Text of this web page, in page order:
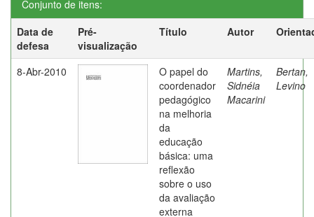
Conjunto de itens:
Data de
defesa
Pré-
visualização
Título Autor
8-Abr-2010
O papel do
coordenador
pedagógico
na melhoria
da
educação
básica: uma
reflexão
sobre o uso
da avaliação
externa
Martins,
Sidnéia
Macarini
Bertan,
Levino